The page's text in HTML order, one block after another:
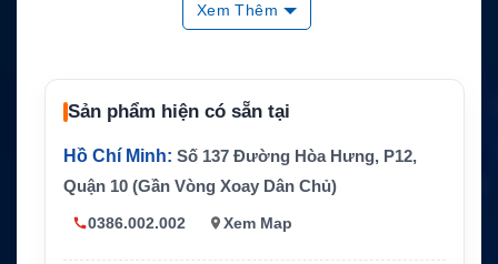
Chưa công bố rõ
Trọng lượng Khoảng 65g
Hãng sản xuất Hytera
Xem Thêm
Sản phẩm hiện có sẵn tại
Hồ Chí Minh: Số 137 Đường Hòa Hưng, P12,
Quận 10 (Gần Vòng Xoay Dân Chủ)
0386.002.002 Xem Map